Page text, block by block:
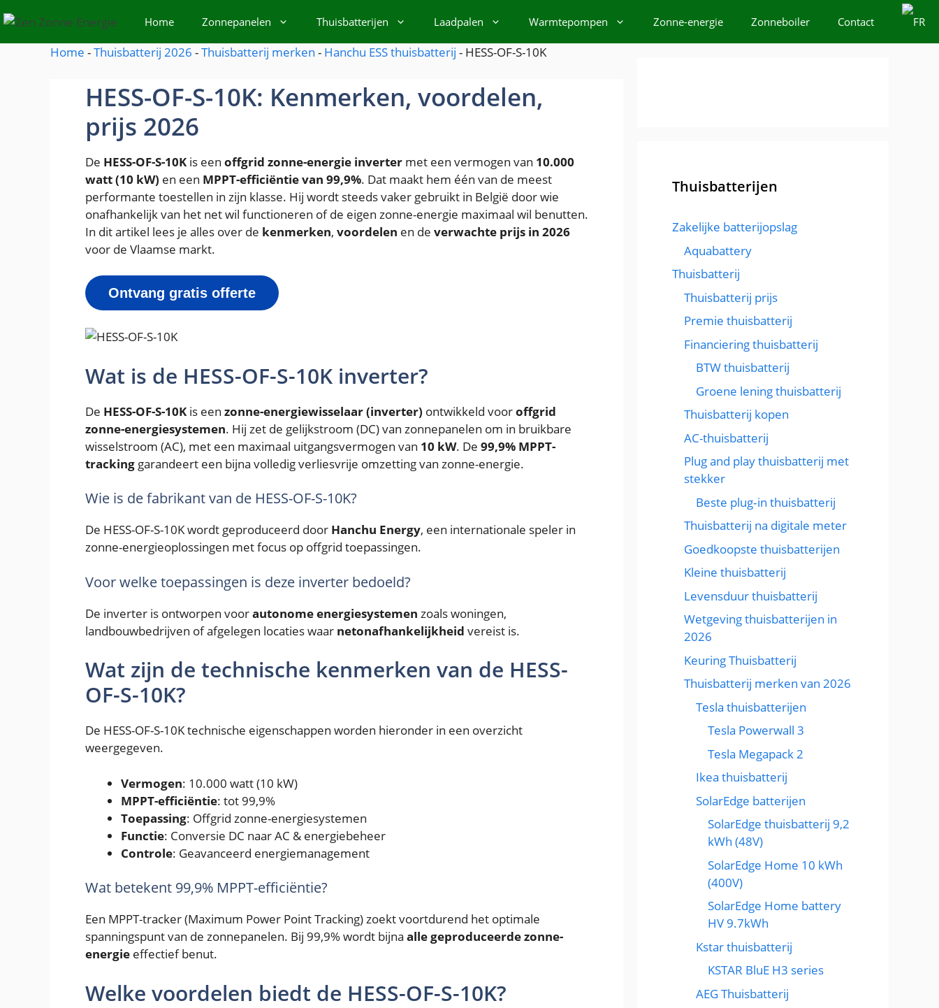
naar
de
Home Zonnepanelen Thuisbatterijen Laadpalen Warmtepompen Zonne-energie Zonneboiler Contact
Home -Thuisbatterij 2026 -Thuisbatterij merken - Hanchu ESS thuisbatterij - HESS-OF-S-10K
HESS-OF-S-10K: Kenmerken, voordelen,
prijs 2026
De HESS-OF-S-10K is een offgrid zonne-energie inverter met een vermogen van 10.000
watt (10 kW) en een MPPT-efficiëntie van 99,9%. Dat maakt hem één van de meest
performante toestellen in zijn klasse. Hij wordt steeds vaker gebruikt in België door wie
onafhankelijk van het net wil functioneren of de eigen zonne-energie maximaal wil benutten.
In dit artikel lees je alles over de kenmerken, voordelen en de verwachte prijs in 2026
voor de Vlaamse markt.
Ontvang gratis offerte
Wat is de HESS-OF-S-10K inverter?
De HESS-OF-S-10K is een zonne-energiewisselaar (inverter) ontwikkeld vooroffgrid
zonne-energiesystemen. Hij zet de gelijkstroom (DC) van zonnepanelen om in bruikbare
wisselstroom (AC), met een maximaal uitgangsvermogen van 10 kW. De 99,9% MPPT-
tracking garandeert een bijna volledig verliesvrije omzetting van zonne-energie.
Wie is de fabrikant van de HESS-OF-S-10K?
De HESS-OF-S-10K wordt geproduceerd door Hanchu Energy, een internationale speler in
zonne-energieoplossingen met focus op offgrid toepassingen.
Voor welke toepassingen is deze inverter bedoeld?
De inverter is ontworpen voorautonome energiesystemen zoals woningen,
landbouwbedrijven of afgelegen locaties waar netonafhankelijkheid vereist is.
Wat zijn de technische kenmerken van de HESS-
OF-S-10K?
De HESS-OF-S-10K technische eigenschappen worden hieronder in een overzicht
weergegeven.
Vermogen: 10.000 watt (10 kW)
MPPT-efficiëntie: tot 99,9%
Toepassing: Offgrid zonne-energiesystemen
Functie: Conversie DC naar AC & energiebeheer
Controle: Geavanceerd energiemanagement
Wat betekent 99,9% MPPT-efficiëntie?
Een MPPT-tracker (Maximum Power Point Tracking) zoekt voortdurend het optimale
spanningspunt van de zonnepanelen. Bij 99,9% wordt bijna alle geproduceerde zonne-
energie effectief benut.
Welke voordelen biedt de HESS-OF-S-10K?
Thuisbatterijen
Zakelijke batterijopslag
Aquabattery
Thuisbatterij
Thuisbatterij prijs
Premie thuisbatterij
Financiering thuisbatterij
BTW thuisbatterij
Groene lening thuisbatterij
Thuisbatterij kopen
AC-thuisbatterij
Plug and play thuisbatterij met
stekker
Beste plug‑in thuisbatterij
Thuisbatterij na digitale meter
Goedkoopste thuisbatterijen
Kleine thuisbatterij
Levensduur thuisbatterij
Wetgeving thuisbatterijen in
2026
Keuring Thuisbatterij
Thuisbatterij merken van 2026
Tesla thuisbatterijen
Tesla Powerwall 3
Tesla Megapack 2
Ikea thuisbatterij
SolarEdge batterijen
SolarEdge thuisbatterij 9,2
kWh (48V)
SolarEdge Home 10 kWh
(400V)
SolarEdge Home battery
HV 9.7kWh
Kstar thuisbatterij
KSTAR BluE H3 series
AEG Thuisbatterij